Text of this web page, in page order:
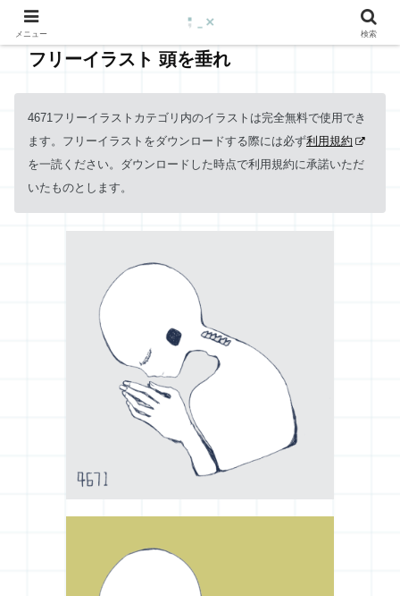
フリーイラスト 頭を垂れ
4671フリーイラストカテゴリ内のイラストは完全無料で使用でき
ます。フリーイラストをダウンロードする際には必ず利用規約
を一読ください。ダウンロードした時点で利用規約に承諾いただ
いたものとします。
メニュー 検索